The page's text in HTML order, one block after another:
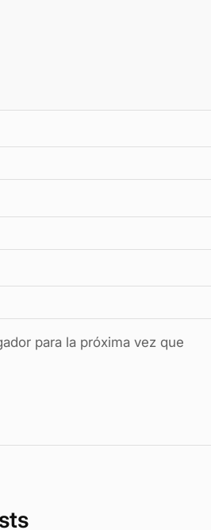
para la próxima vez que